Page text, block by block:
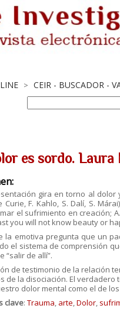
> CEIR - BUSCADOR -
es sordo. Laura
gira en torno al
Curie, F. Kahlo, S. Dalí, S.
el sufrimiento en creación;
you will not know beauty or
la emotiva pregunta que un
el sistema de comprensión
“salir de allí”.
de testimonio de la relación
de la disociación. El
dolor mental como el de
clave: Trauma, arte,Dolor,